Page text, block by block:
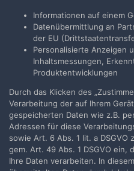
Neues Benutzerkonto für
ist
Neues
Du hast bereits ein
Jetzt
Informationen auf einem
Datenübermittlung an
der EU
Personalisierte Anzeigen
Inhaltsmessungen,
Produktentwicklungen
Durch das Klicken des
Verarbeitung der auf Ihrem
gespeicherten Daten wie z.B.
Adressen für diese
sowie Art. 6 Abs. 1 lit. a DSGVO
gem. Art. 49 Abs. 1 DSGVO ein,
Ihre Daten verarbeiten. In